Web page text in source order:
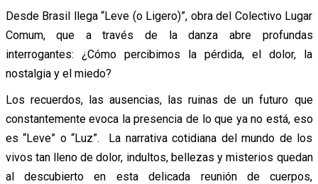
Desde Brasil llega “Leve (o Ligero)”, obra del Colectivo Lugar
Comum, que a través de la danza abre profundas
interrogantes: ¿Cómo percibimos la pérdida, el dolor, la
nostalgia y el miedo?
Los recuerdos, las ausencias, las ruinas de un futuro que
constantemente evoca la presencia de lo que ya no está, eso
es “Leve” o “Luz”. La narrativa cotidiana del mundo de los
vivos tan lleno de dolor, indultos, bellezas y misterios quedan
al descubierto en esta delicada reunión de cuerpos,